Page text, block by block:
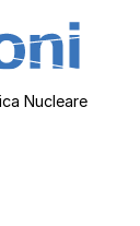
Nucleare